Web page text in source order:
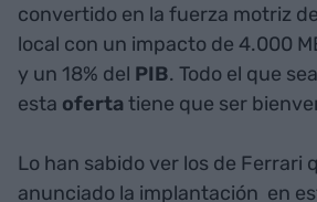
convertido en la fuerza motriz
local con un impacto de 4.000
y un 18% del PIB. Todo el que
esta ofertatiene que ser
Lo han sabido ver los de Ferrari
anunciado la implantación en